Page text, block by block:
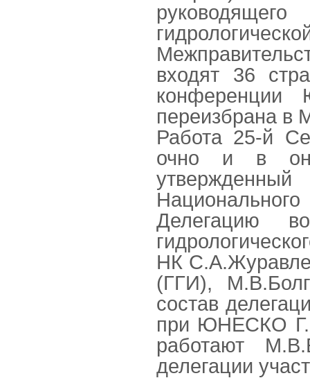
входят 36
переизбрана в
Работа 25-й
очно и в он-
утвержденный
Делегацию
НК
(ГГИ),
состав
при ЮНЕСКО
работают
делегации